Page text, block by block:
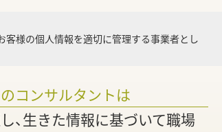
客様の個人情報を適切に管理する事業者とし
コンサルタントは
、生きた情報に基づいて職場